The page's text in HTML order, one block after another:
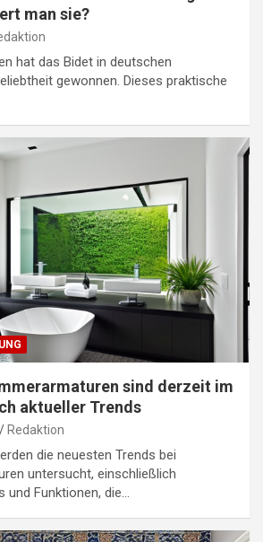
man sie?
hat das Bidet in deutschen
gewonnen. Dieses praktische
sind derzeit im
aktueller Trends
Redaktion
die neuesten Trends bei
untersucht, einschließlich
und Funktionen, die…